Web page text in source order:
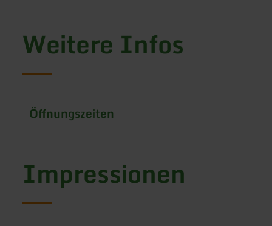
Weitere Infos
Öffnungszeiten
Impressionen